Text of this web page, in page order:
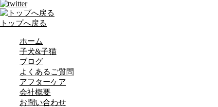
トップへ戻る
ホーム
子犬&子猫
ブログ
よくあるご質問
アフターケア
会社概要
お問い合わせ